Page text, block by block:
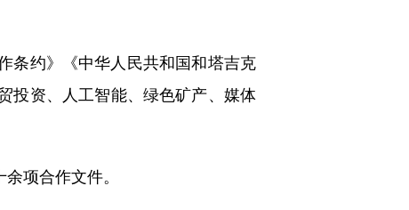
约》《中华人民共和国和塔吉克
投资、人工智能、绿色矿产、媒体
项合作文件。